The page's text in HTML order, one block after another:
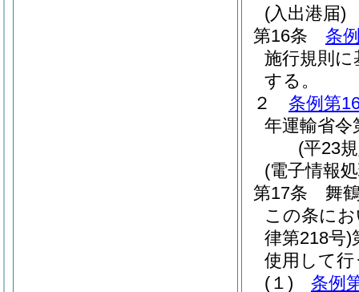
(入出港届)
第16条
条
施行規則
する。
２
条例第
年運輸省令
(平23
(電子情報
第17条
舞
この条に
律第218号)
使用して
(１)
条例